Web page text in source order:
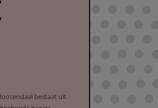
bestaat uit